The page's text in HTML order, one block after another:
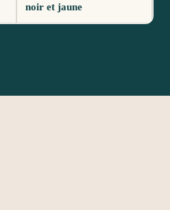
noir et jaune